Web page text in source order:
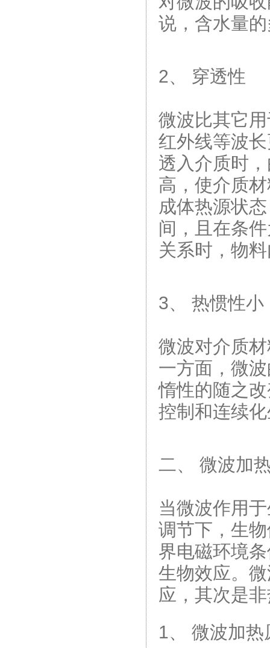
说，含水量
2、 穿透性
微波比其它
红外线等波
透入介质时
高，使介质
成体热源状
间，且在条
关系时，物
3、 热惯性小
微波对介质
一方面，微
惰性的随之
控制和连续
二、 微波加
当微波作用
调节下，生
界电磁环境
生物效应。
应，其次是
1、 微波加